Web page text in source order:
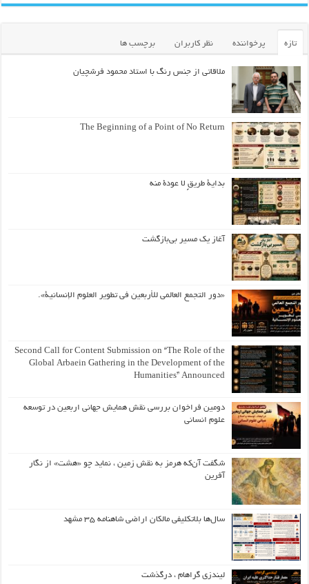
تازه پرخواننده نظر کاربران برچسب ها
ملاقاتی از جنس رنگ با استاد محمود فرشچیان
The Beginning of a Point of No Return
بداية طريقٍ لا عودة منه
آغاز یک مسیر بی‌بازگشت
«دور التجمع العالمي للأربعين في تطوير العلوم الإنسانية».
Second Call for Content Submission on “The Role of the
Global Arbaein Gathering in the Development of the
Humanities” Announced
دومین فراخوان بررسی نقش همایش جهانی اربعین در توسعه
علوم انسانی
شگفت آن‌که هرمز به نقش زمین ، نماید چو «هشت» از نگار
آفرین
سال‌ها بلاتکلیفی مالکان اراضی شاهنامه ۳۵ مشهد
لیندزی گراهام ، درگذشت